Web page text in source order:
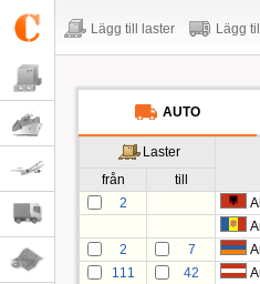
Lägg till laster Lägg
AUTO
Laster
från
till
2
2
7
111
42